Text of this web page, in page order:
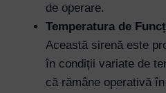
de operare.
Temperatura de
Această sirenă este
în condiții variate de
că rămâne operativă